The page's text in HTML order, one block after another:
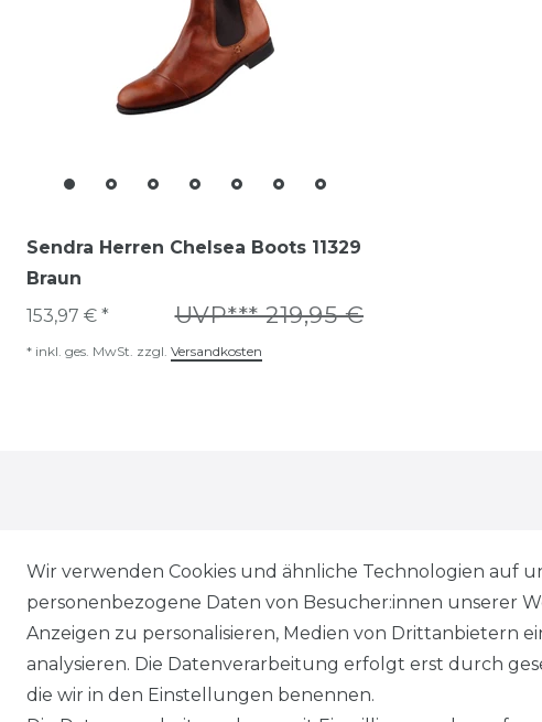
Sendra Herren Chelsea Boots 11329
Braun
UVP*** 219,95 €
153,97 € *
* inkl. ges. MwSt. zzgl. Versandkosten
* Alle Preise inkl. gesetzl. Mehrwertsteuer zzgl.
** Lieferung innerhalb von Deutschland in 1-3 Werktagen
*** Unverbindliche Preisempfehlung des Herstellers
Wir verwenden Cookies und ähnliche Technologien auf
personenbezogene Daten von Besucher:innen unserer
Anzeigen zu personalisieren, Medien von Drittanbietern
analysieren. Die Datenverarbeitung erfolgt erst durch
die wir in den Einstellungen benennen.